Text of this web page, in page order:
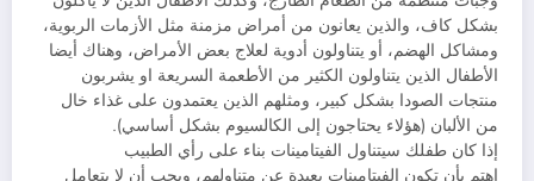
بشكل كاف، والذين يعانون من أمراض مزمنة مثل الأزمات الربوية،
ومشاكل الهضم، أو يتناولون أدوية لعلاج بعض الأمراض، وهناك أيضا
الأطفال الذين يتناولون الكثير من الأطعمة السريعة او يشربون
منتجات الصودا بشكل كبير، ومثلهم الذين يعتمدون على غذاء خال
من الألبان (هؤلاء يحتاجون إلى الكالسيوم بشكل أساسي).
إذا كان طفلك سيتناول الفيتامينات بناء على رأي الطبيب
اهتم بأن تكون الفيتامينات بعيدة عن متناولهم، ويجب أن لا يتعامل